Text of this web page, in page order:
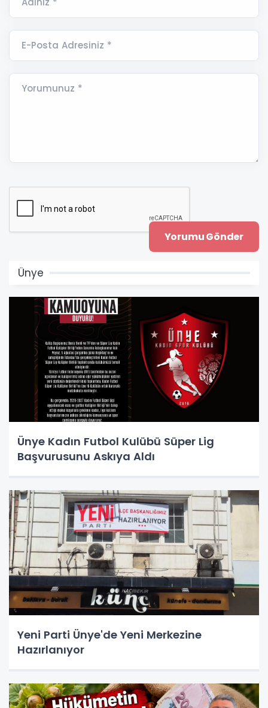
E-Posta Adresiniz *
Yorumunuz *
Ünye
Ünye Kadın Futbol Kulübü Süper Lig
Başvurusunu Askıya Aldı
Yeni Parti Ünye'de Yeni Merkezine
Hazırlanıyor